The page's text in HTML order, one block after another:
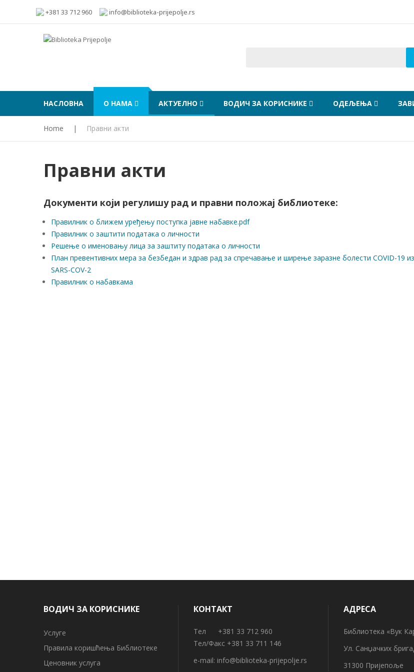
+381 33 712 960 info@biblioteka-prijepolje.rs
НАСЛОВНА О НАМА АКТУЕЛНО ВОДИЧ ЗА КОРИСНИКЕ ОДЕЉЕЊА
Home | Правни акти
Правни акти
Документи који регулишу рад и правни положај библиотеке:
Правилник о ближем уређењу поступка јавне набавке.pdf
Правилник о заштити података о личности
Решење о именовању лица за заштиту података о личности
План превентивних мера за безбедан и здрав рад за спречавање и ширење заразне болести COVID-19
SARS-COV-2
Правилник о набавкама
ВОДИЧ ЗА КОРИСНИКЕ
Услуге
Правила коришћења Библиотеке
Ценовник услуга
КОНТАКТ
Тел +381 33 712 960
Тел/Факс +381 33 711 146
e-mail: info@biblioteka-prijepolje.rs
АДРЕСА
Библиотека «Вук
Ул. Санџачких
31300 Пријепоље